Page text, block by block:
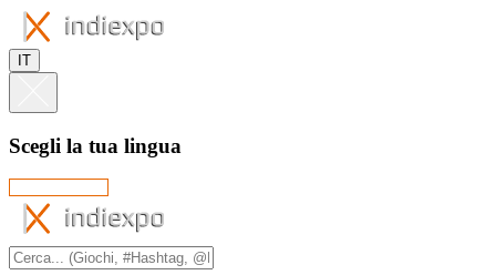
IT
Scegli la tua lingua